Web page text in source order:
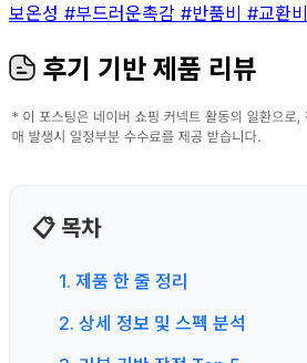
보온성 #부드러운촉감 #반품비 #교환비
후기 기반 제품 리뷰
📋 목차
1. 제품 한 줄 정리
2. 상세 정보 및 스펙 분석